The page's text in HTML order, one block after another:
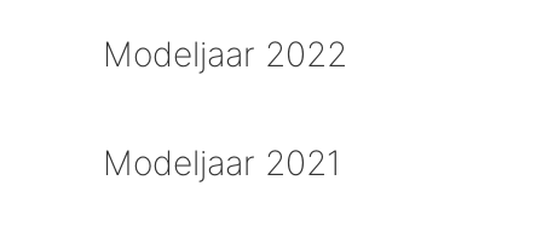
Modeljaar 2022
Modeljaar 2021